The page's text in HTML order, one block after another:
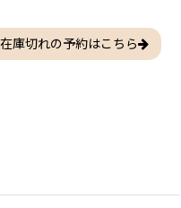
在庫切れの予約はこちら